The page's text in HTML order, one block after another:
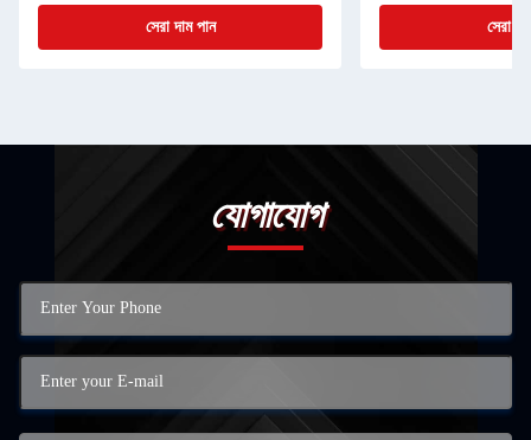
সেরা দাম পান সেরা
যোগাযোগ